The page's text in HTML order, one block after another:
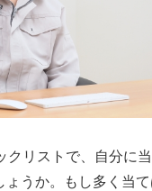
クリストで、自分に
ょうか。もし多く当